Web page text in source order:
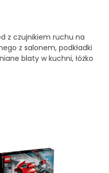
z czujnikiem ruchu na
z salonem, podkładki
blaty w kuchni, łóżko